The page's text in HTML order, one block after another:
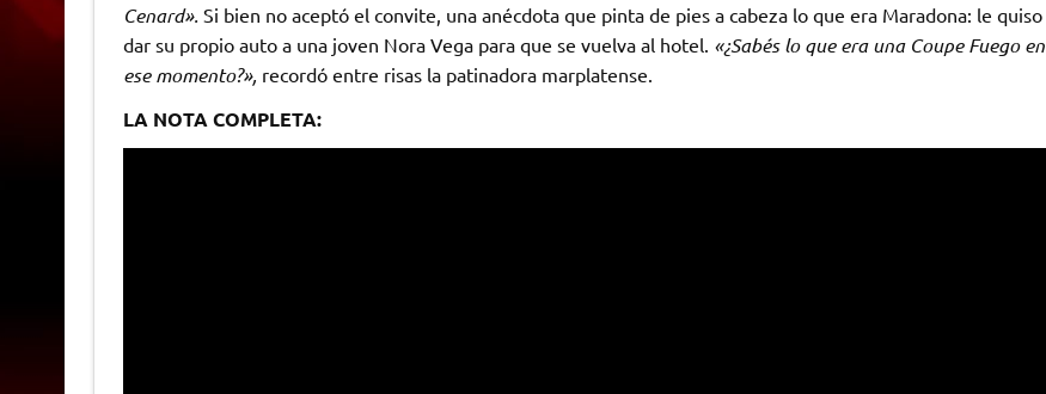
Cenard». Si bien no aceptó el convite, una anécdota que pinta de pies a cabeza lo que era Maradona: le quiso
dar su propio auto a una joven Nora Vega para que se vuelva al hotel. «¿Sabés lo que era una Coupe Fuego en
ese momento?», recordó entre risas la patinadora marplatense.
LA NOTA COMPLETA: